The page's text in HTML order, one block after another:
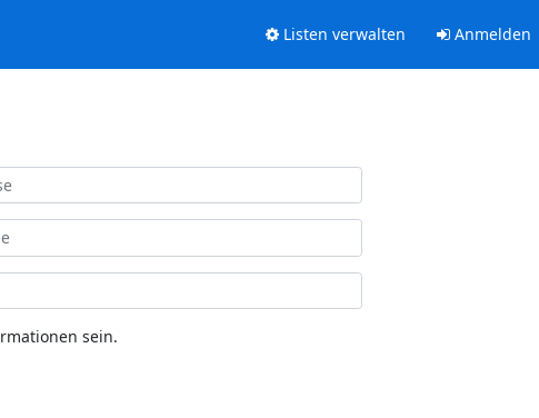
Listen verwalten Anmelden
sein.